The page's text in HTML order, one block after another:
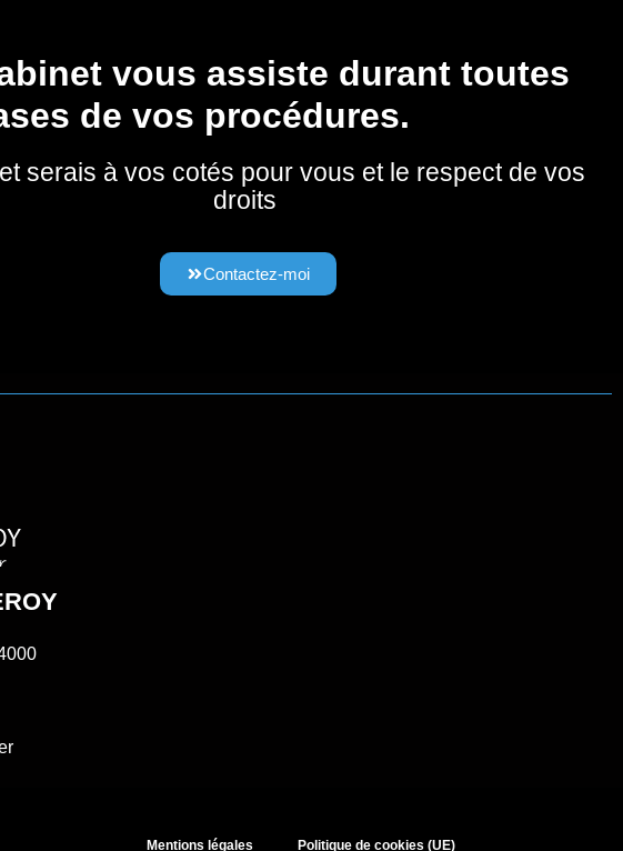
vous assiste durant toutes
de vos procédures.
serais à vos cotés pour vous et le respect de vos
droits
Contactez-moi
Mentions légales Politique de cookies (UE)